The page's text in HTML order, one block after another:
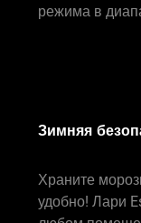
режима в
Зимняя
Храните
удобно! Лари